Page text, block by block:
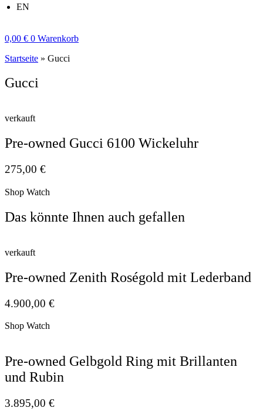
EN
0,00 € 0 Warenkorb
Startseite » Gucci
Gucci
verkauft
Pre-owned Gucci 6100 Wickeluhr
275,00 €
Shop Watch
Das könnte Ihnen auch gefallen
verkauft
Pre-owned Zenith Roségold mit Lederband
4.900,00 €
Shop Watch
Pre-owned Gelbgold Ring mit Brillanten
und Rubin
3.895,00 €